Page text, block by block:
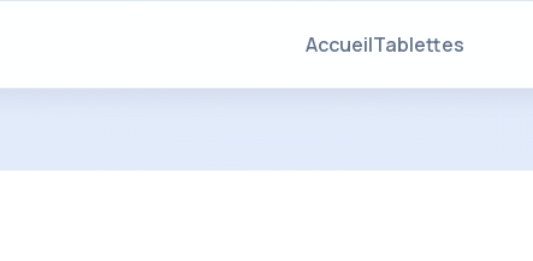
AccueilTablettes